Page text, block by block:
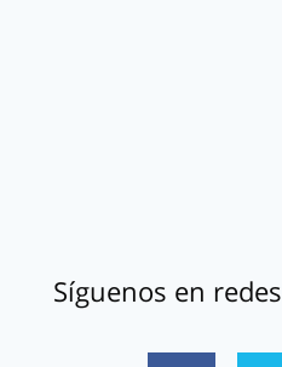
Síguenos en redes